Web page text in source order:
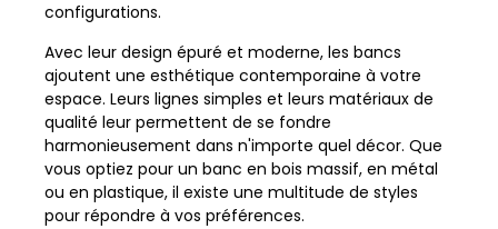
configurations.
Avec leur design épuré et moderne, les bancs
ajoutent une esthétique contemporaine à votre
espace. Leurs lignes simples et leurs matériaux de
qualité leur permettent de se fondre
harmonieusement dans n'importe quel décor. Que
vous optiez pour un banc en bois massif, en métal
ou en plastique, il existe une multitude de styles
pour répondre à vos préférences.